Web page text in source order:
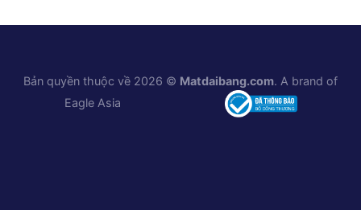
Bản quyền thuộc về 2026 © Matdaibang.com. A brand of
Eagle Asia